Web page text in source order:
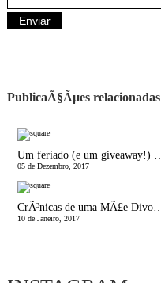
PublicaÃ§Ãµes relacionadas
05 de Dezembro, 2017
CrÃ³nicas de uma MÃ£e Divorciada | JÃ¡ nÃ£o Ã© a minha HistÃ³ria, mas serÃ¡ sempre a Deles!
10 de Janeiro, 2017